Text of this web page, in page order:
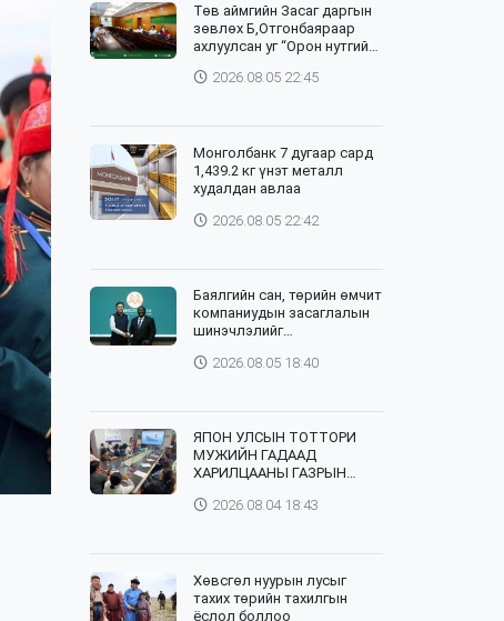
Төв аймгийн Засаг даргын
зөвлөх Б,Отгонбаяраар
ахлуулсан уг “Орон нутгийн
танхим хослуулан зохион
2026.08.05 22:45
Монголбанк 7 дугаар сард
1,439.2 кг үнэт металл
худалдан авлаа
2026.08.05 22:42
Баялгийн сан, төрийн өмчит
компаниудын засаглалын
шинэчлэлийг
банктай хамтарна
2026.08.05 18:40
ЯПОН УЛСЫН ТОТТОРИ
МУЖИЙН ГАДААД
ХАРИЛЦААНЫ ГАЗРЫН
АЖ АХУЙН СУРГУУЛИЙН
2026.08.04 18:43
Хөвсгөл нуурын лусыг
тахих төрийн тахилгын
ёслол боллоо